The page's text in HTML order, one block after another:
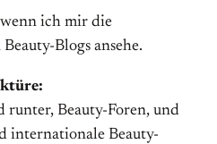
ich mir die
Blogs ansehe.
Beauty-Foren, und
internationale Beauty-